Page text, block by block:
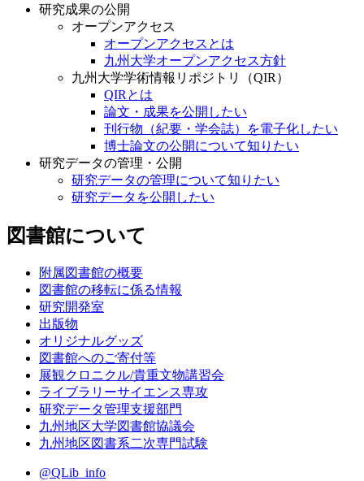
研究成果の公開
オープンアクセス
オープンアクセスとは
九州大学オープンアクセス方針
九州大学学術情報リポジトリ（QIR）
QIRとは
論文・成果を公開したい
刊行物（紀要・学会誌）を電子化したい
博士論文の公開について知りたい
研究データの管理・公開
研究データの管理について知りたい
研究データを公開したい
図書館について
附属図書館の概要
図書館の移転に係る情報
研究開発室
出版物
オリジナルグッズ
図書館へのご寄付等
展観クロニクル/貴重文物講習会
ライブラリーサイエンス専攻
研究データ管理支援部門
九州地区大学図書館協議会
九州地区図書系二次専門試験
@QLib_info